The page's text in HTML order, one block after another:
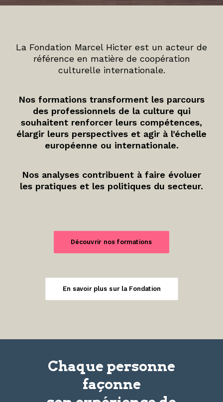
La Fondation Marcel Hicter est un acteur de
référence en matière de coopération
culturelle internationale.
Nos formations transforment les parcours
des professionnels de la culture qui
souhaitent renforcer leurs compétences,
élargir leurs perspectives et agir à l’échelle
européenne ou internationale.
Nos analyses contribuent à faire évoluer
les pratiques et les politiques du secteur.
Découvrir nos formations
En savoir plus sur la Fondation
Chaque personne
façonne